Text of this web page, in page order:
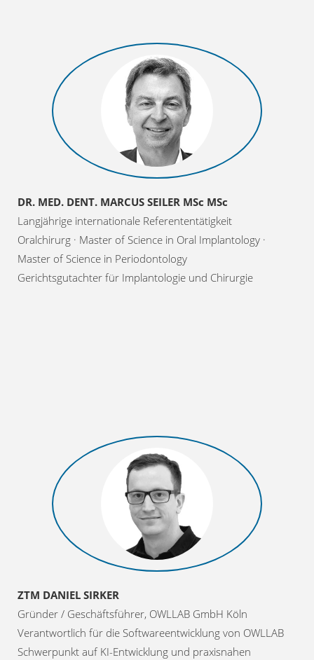
DR. MED. DENT. MARCUS SEILER MSc MSc
Langjährige internationale Referententätigkeit
Oralchirurg · Master of Science in Oral Implantology ·
Master of Science in Periodontology
Gerichtsgutachter für Implantologie und Chirurgie
ZTM DANIEL SIRKER
Gründer / Geschäftsführer, OWLLAB GmbH Köln
Verantwortlich für die Softwareentwicklung von OWLLAB
Schwerpunkt auf KI-Entwicklung und praxisnahen